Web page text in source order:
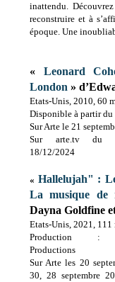
inattendu.
reconstruire et à
époque. Une
« Leonard
London »
Etats-Unis, 2010, 60
Disponible à partir
Sur Arte le 21
Sur arte.tv du
18/12/2024
« Hallelujah" :
La musique de
Dayna Goldfine
Etats-Unis, 2021, 111
Production :
Productions
Sur Arte les 20
30, 28 septembre